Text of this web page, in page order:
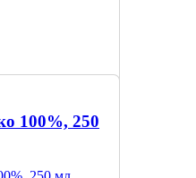
100%, 250